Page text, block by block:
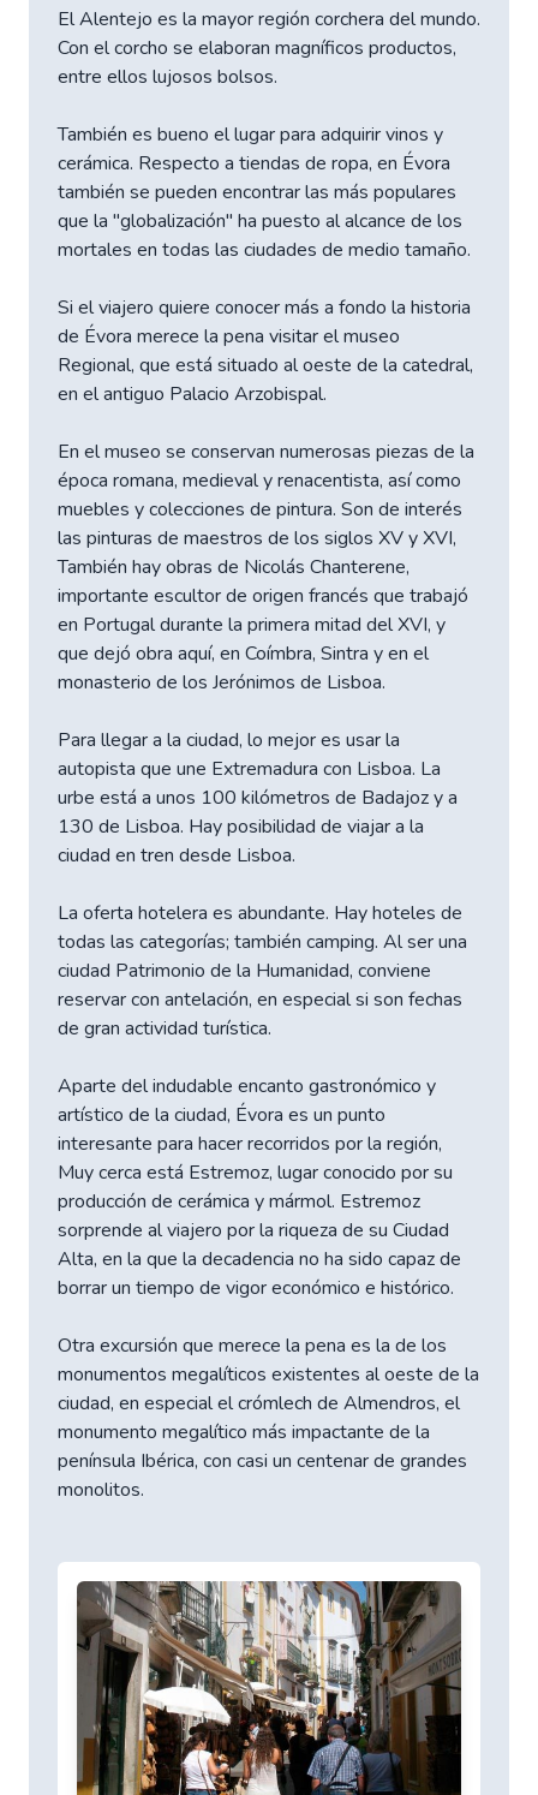
El Alentejo es la mayor región corchera del mundo.
Con el corcho se elaboran magníficos productos,
entre ellos lujosos bolsos.
También es bueno el lugar para adquirir vinos y
cerámica. Respecto a tiendas de ropa, en Évora
también se pueden encontrar las más populares
que la "globalización" ha puesto al alcance de los
mortales en todas las ciudades de medio tamaño.
Si el viajero quiere conocer más a fondo la historia
de Évora merece la pena visitar el museo
Regional, que está situado al oeste de la catedral,
en el antiguo Palacio Arzobispal.
En el museo se conservan numerosas piezas de la
época romana, medieval y renacentista, así como
muebles y colecciones de pintura. Son de interés
las pinturas de maestros de los siglos XV y XVI,
También hay obras de Nicolás Chanterene,
importante escultor de origen francés que trabajó
en Portugal durante la primera mitad del XVI, y
que dejó obra aquí, en Coímbra, Sintra y en el
monasterio de los Jerónimos de Lisboa.
Para llegar a la ciudad, lo mejor es usar la
autopista que une Extremadura con Lisboa. La
urbe está a unos 100 kilómetros de Badajoz y a
130 de Lisboa. Hay posibilidad de viajar a la
ciudad en tren desde Lisboa.
La oferta hotelera es abundante. Hay hoteles de
todas las categorías; también camping. Al ser una
ciudad Patrimonio de la Humanidad, conviene
reservar con antelación, en especial si son fechas
de gran actividad turística.
Aparte del indudable encanto gastronómico y
artístico de la ciudad, Évora es un punto
interesante para hacer recorridos por la región,
Muy cerca está Estremoz, lugar conocido por su
producción de cerámica y mármol. Estremoz
sorprende al viajero por la riqueza de su Ciudad
Alta, en la que la decadencia no ha sido capaz de
borrar un tiempo de vigor económico e histórico.
Otra excursión que merece la pena es la de los
monumentos megalíticos existentes al oeste de la
ciudad, en especial el crómlech de Almendros, el
monumento megalítico más impactante de la
península Ibérica, con casi un centenar de grandes
monolitos.